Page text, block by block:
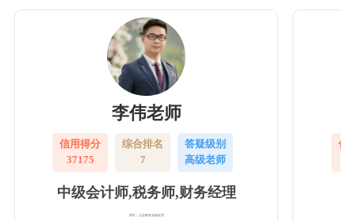
李伟老师
信用得分
37175
综合排名
7
答疑级别
高级老师
中级会计师,税务师,财务经理
擅长：企业账务实操处理
信